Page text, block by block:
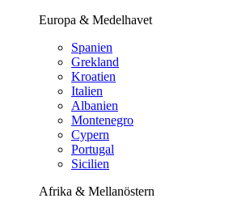
Europa & Medelhavet
Spanien
Grekland
Kroatien
Italien
Albanien
Montenegro
Cypern
Portugal
Sicilien
Afrika & Mellanöstern